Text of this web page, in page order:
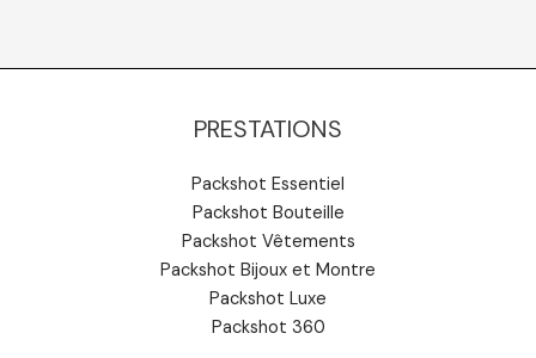
PRESTATIONS
Packshot Essentiel
Packshot Bouteille
Packshot Vêtements
Packshot Bijoux et Montre
Packshot Luxe
Packshot 360